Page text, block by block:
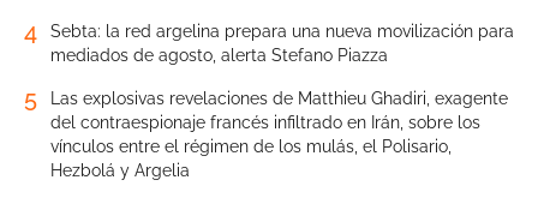
4
Sebta: la red argelina prepara una nueva movilización para
mediados de agosto, alerta Stefano Piazza
5
Las explosivas revelaciones de Matthieu Ghadiri, exagente
del contraespionaje francés infiltrado en Irán, sobre los
vínculos entre el régimen de los mulás, el Polisario,
Hezbolá y Argelia